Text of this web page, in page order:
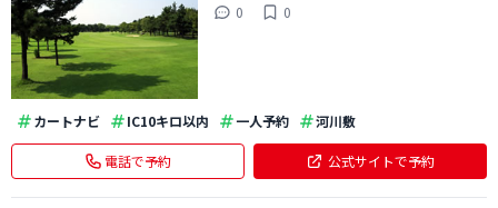
0
0
カートナビ IC10キロ以内 一人予約 河川敷
電話で予約 公式サイトで予約